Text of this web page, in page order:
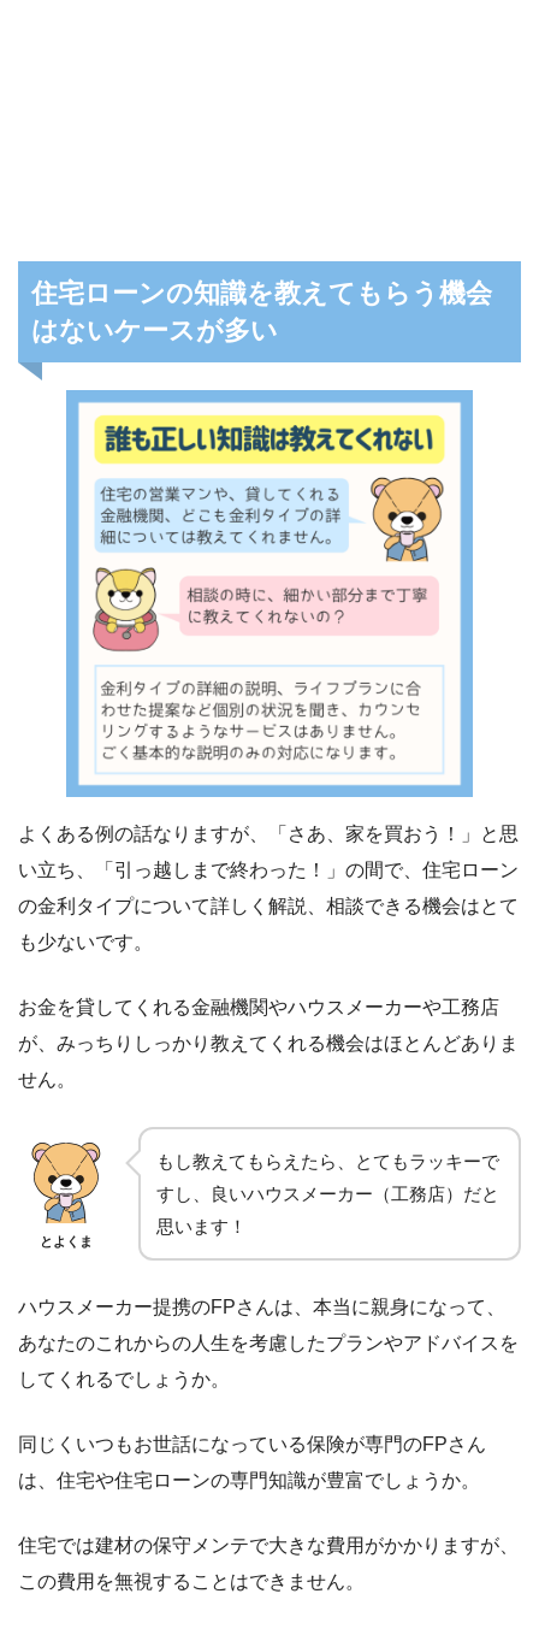
住宅ローンの知識を教えてもらう機会
はないケースが多い
よくある例の話なりますが、「さあ、家を買おう！」と思
い立ち、「引っ越しまで終わった！」の間で、住宅ローン
の金利タイプについて詳しく解説、相談できる機会はとて
も少ないです。
お金を貸してくれる金融機関やハウスメーカーや工務店
が、みっちりしっかり教えてくれる機会はほとんどありま
せん。
とよくま
もし教えてもらえたら、とてもラッキーで
すし、良いハウスメーカー（工務店）だと
思います！
ハウスメーカー提携のFPさんは、本当に親身になって、
あなたのこれからの人生を考慮したプランやアドバイスを
してくれるでしょうか。
同じくいつもお世話になっている保険が専門のFPさん
は、住宅や住宅ローンの専門知識が豊富でしょうか。
住宅では建材の保守メンテで大きな費用がかかりますが、
この費用を無視することはできません。